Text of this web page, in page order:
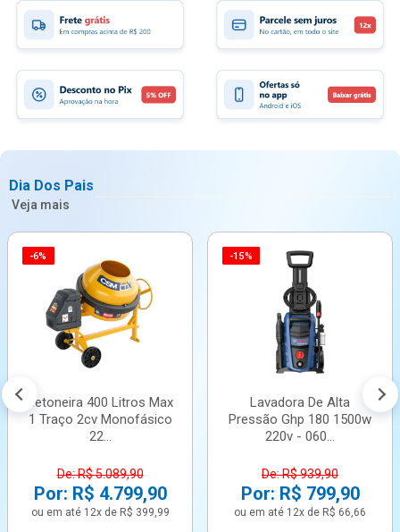
Dia Dos Pais
Veja mais
-6%
Betoneira 400 Litros Max
1 Traço 2cv Monofásico
22...
De: R$ 5.089,90
Por: R$ 4.799,90
ou em até 12x de R$ 399,99
-15%
Lavadora De Alta
Pressão Ghp 180 1500w
220v - 060...
De: R$ 939,90
Por: R$ 799,90
ou em até 12x de R$ 66,66